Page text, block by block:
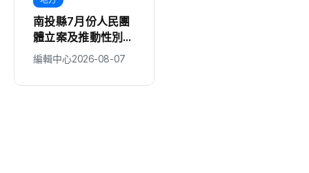
南投縣7月份人民團
體立案及推動性別主
流化成果
編輯中心2026-08-07